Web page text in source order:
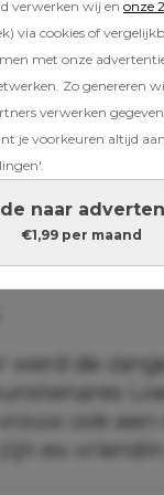
verwerken wij en onze
via cookies of
met onze
Zo genereren
verwerken
je voorkeuren altijd
naar
€1,99 per maand
die Douwe
de beker
een
schrijft hij
blijft
geworden
werd de
ook
ex-